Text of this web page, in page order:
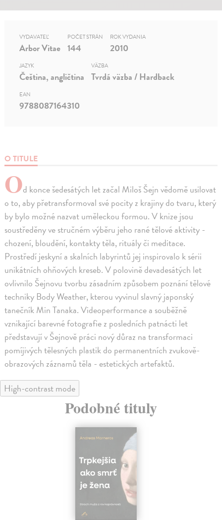
O TITULE
Od konce šedesátých let začal Miloš Šejn vědomě usilovat
o to, aby přetransformoval své pocity z krajiny do tvaru, který
by bylo možné nazvat uměleckou formou. V knize jsou
soustředěny ve stručném výběru jeho rané tělové aktivity -
chození, bloudění, kontakty těla, rituály či meditace.
Prostředí jeskyní a skalních labyrintů jej inspirovalo k sérii
unikátních ohňových kreseb. V polovině devadesátých let
ovlivnilo Šejnovu tvorbu zásadním způsobem poznání tělové
techniky Body Weather, kterou vyvinul slavný japonský
tanečník Min Tanaka. Videoperformance a souběžně
vznikající barevné fotografie z posledních patnácti let
představují v Šejnově práci nový důraz na transformaci
pomíjivých tělesných plastik do permanentních zvukově-
obrazových záznamů těla - estetických artefaktů.
VYDAVATEĽ
Arbor Vitae
POČET STRÁN
144
ROK VYDANIA
2010
JAZYK
Čeština, angličtina
VÄZBA
Tvrdá väzba / Hardback
EAN
9788087164310
High-contrast mode
Podobné tituly